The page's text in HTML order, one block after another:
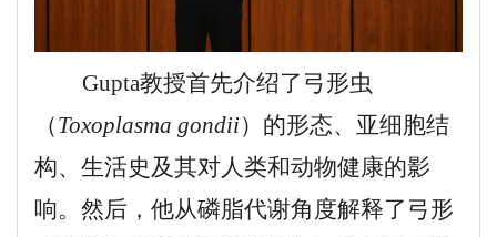
Gupta教授首先介绍了弓形虫
（Toxoplasma gondii）的形态、亚细胞结
构、生活史及其对人类和动物健康的影
响。 然后，他从磷脂代谢角度解释了弓形